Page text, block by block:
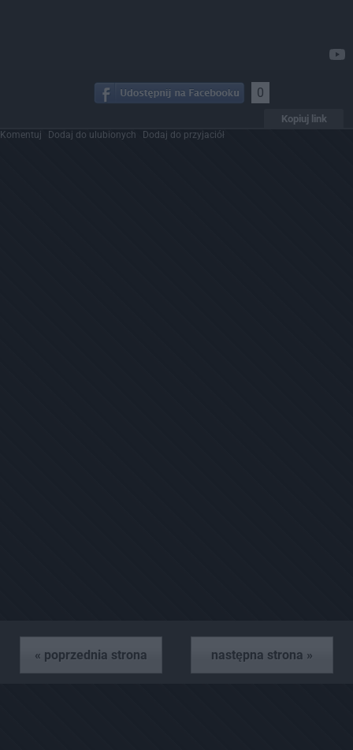
0
Kopiuj link
Komentuj Dodaj do ulubionych Dodaj do przyjaciół
« poprzednia strona następna strona »